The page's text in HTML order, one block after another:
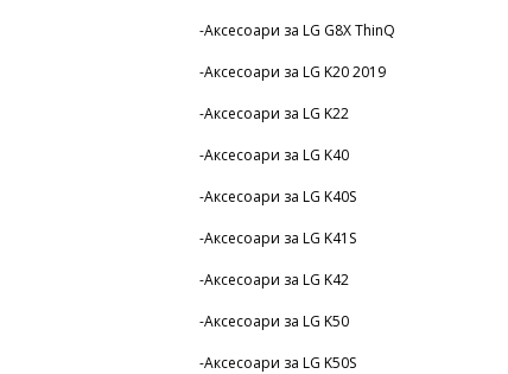
-Аксесоари за LG G8X ThinQ
-Аксесоари за LG K20 2019
-Аксесоари за LG K22
-Аксесоари за LG K40
-Аксесоари за LG K40S
-Аксесоари за LG K41S
-Аксесоари за LG K42
-Аксесоари за LG K50
-Аксесоари за LG K50S